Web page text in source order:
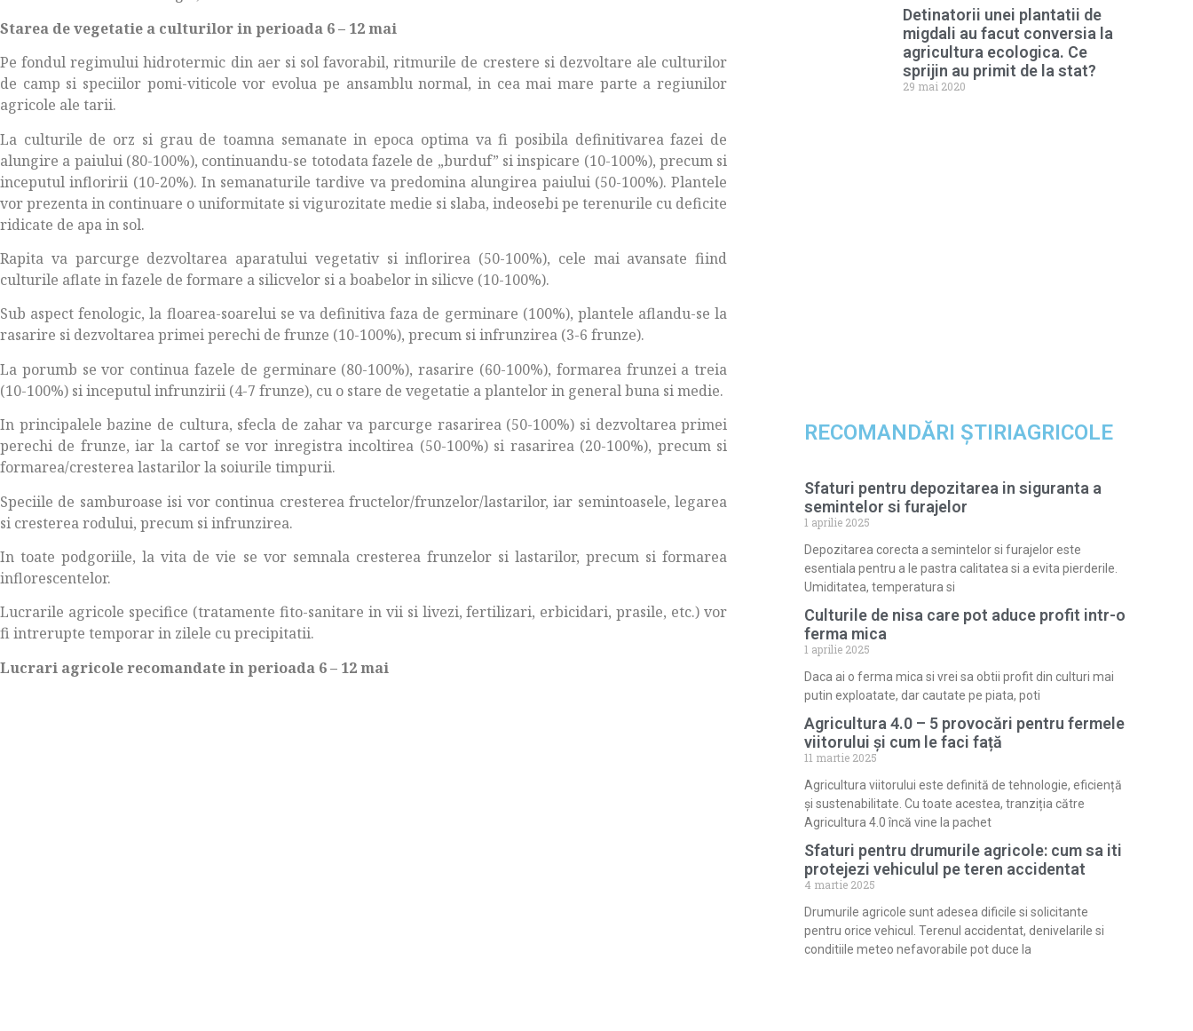
Starea de vegetatie a culturilor in perioada 6 – 12 mai
Pe fondul regimului hidrotermic din aer si sol favorabil, ritmurile de crestere si dezvoltare ale culturilor
de camp si speciilor pomi-viticole vor evolua pe ansamblu normal, in cea mai mare parte a regiunilor
agricole ale tarii.
La culturile de orz si grau de toamna semanate in epoca optima va fi posibila definitivarea fazei de
alungire a paiului (80-100%), continuandu-se totodata fazele de „burduf” si inspicare (10-100%), precum si
inceputul infloririi (10-20%). In semanaturile tardive va predomina alungirea paiului (50-100%). Plantele
vor prezenta in continuare o uniformitate si vigurozitate medie si slaba, indeosebi pe terenurile cu deficite
ridicate de apa in sol.
Rapita va parcurge dezvoltarea aparatului vegetativ si inflorirea (50-100%), cele mai avansate fiind
culturile aflate in fazele de formare a silicvelor si a boabelor in silicve (10-100%).
Sub aspect fenologic, la floarea-soarelui se va definitiva faza de germinare (100%), plantele aflandu-se la
rasarire si dezvoltarea primei perechi de frunze (10-100%), precum si infrunzirea (3-6 frunze).
La porumb se vor continua fazele de germinare (80-100%), rasarire (60-100%), formarea frunzei a treia
(10-100%) si inceputul infrunzirii (4-7 frunze), cu o stare de vegetatie a plantelor in general buna si medie.
In principalele bazine de cultura, sfecla de zahar va parcurge rasarirea (50-100%) si dezvoltarea primei
perechi de frunze, iar la cartof se vor inregistra incoltirea (50-100%) si rasarirea (20-100%), precum si
formarea/cresterea lastarilor la soiurile timpurii.
Speciile de samburoase isi vor continua cresterea fructelor/frunzelor/lastarilor, iar semintoasele, legarea
si cresterea rodului, precum si infrunzirea.
In toate podgoriile, la vita de vie se vor semnala cresterea frunzelor si lastarilor, precum si formarea
inflorescentelor.
Lucrarile agricole specifice (tratamente fito-sanitare in vii si livezi, fertilizari, erbicidari, prasile, etc.) vor
fi intrerupte temporar in zilele cu precipitatii.
Lucrari agricole recomandate in perioada 6 – 12 mai
Detinatorii unei plantatii de
migdali au facut conversia la
agricultura ecologica. Ce
sprijin au primit de la stat?
29 mai 2020
RECOMANDĂRI ȘTIRIAGRICOLE
Sfaturi pentru depozitarea in siguranta a
semintelor si furajelor
1 aprilie 2025
Depozitarea corecta a semintelor si furajelor este
esentiala pentru a le pastra calitatea si a evita pierderile.
Umiditatea, temperatura si
Culturile de nisa care pot aduce profit intr-o
ferma mica
1 aprilie 2025
Daca ai o ferma mica si vrei sa obtii profit din culturi mai
putin exploatate, dar cautate pe piata, poti
Agricultura 4.0 – 5 provocări pentru fermele
viitorului și cum le faci față
11 martie 2025
Agricultura viitorului este definită de tehnologie, eficiență
și sustenabilitate. Cu toate acestea, tranziția către
Agricultura 4.0 încă vine la pachet
Sfaturi pentru drumurile agricole: cum sa iti
protejezi vehiculul pe teren accidentat
4 martie 2025
Drumurile agricole sunt adesea dificile si solicitante
pentru orice vehicul. Terenul accidentat, denivelarile si
conditiile meteo nefavorabile pot duce la